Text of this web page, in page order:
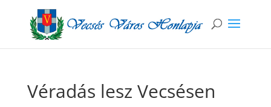
Véradás lesz Vecsésen